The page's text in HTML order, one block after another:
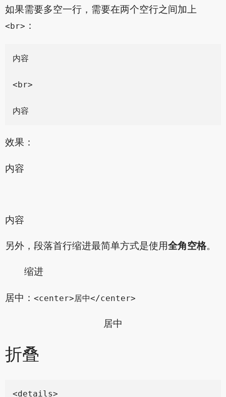
如果需要多空一行，需要在两个空行之间加上
<br> ：
内容
<br>
效果：
内容
内容
另外，段落首行缩进最简单方式是使用全角空格。
缩进
居中： <center>居中</center>
居中
折叠
<details>